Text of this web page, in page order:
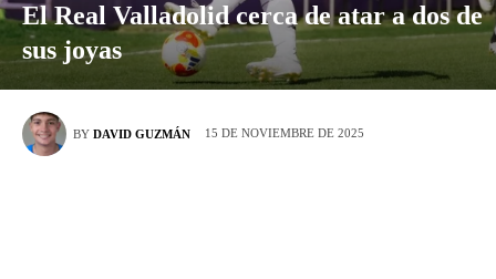
El Real Valladolid cerca de atar a dos de
sus joyas
BY DAVID GUZMÁN 15 DE NOVIEMBRE DE 2025